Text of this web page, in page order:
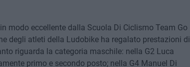
modo eccellente dalla Scuola Di Ciclismo Team Go
degli atleti della Ludobike ha regalato prestazioni di
riguarda la categoria maschile: nella G2 Luca
primo e secondo posto; nella G4 Manuel Di